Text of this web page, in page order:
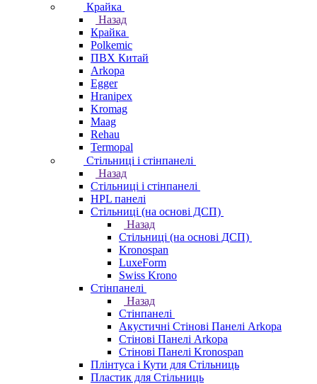
Крайка
Назад
Крайка
Polkemic
ПВХ Китай
Arkopa
Egger
Hranipex
Kromag
Maag
Rehau
Termopal
Стільниці і стінпанелі
Назад
Стільниці і стінпанелі
HPL панелі
Стільниці (на основі ДСП)
Назад
Стільниці (на основі ДСП)
Kronospan
LuxeForm
Swiss Krono
Стінпанелі
Назад
Стінпанелі
Акустичні Стінові Панелі Аrkopa
Стінові Панелі Arkopa
Стінові Панелі Kronospan
Плінтуса і Кути для Стільниць
Пластик для Стільниць